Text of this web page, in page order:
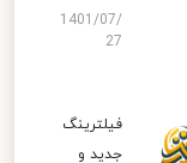
1401/07/
27
فیلترینگ
جدید و